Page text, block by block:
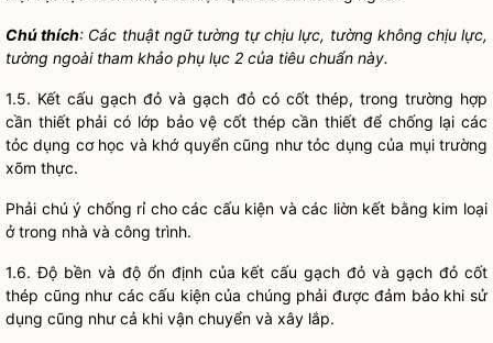
Chú thích: Các thuật ngữ tường tự chịu lực, tường không chịu lực,
tường ngoài tham khảo phụ lục 2 của tiêu chuẩn này.
1.5. Kết cấu gạch đỏ và gạch đỏ có cốt thép, trong trường hợp
cần thiết phải có lớp bảo vệ cốt thép cần thiết để chống lại các
tỏc dụng cơ học và khớ quyển cũng như tỏc dụng của mụi trường
xõm thực.
Phải chú ý chống rỉ cho các cấu kiện và các liờn kết bằng kim loại
ở trong nhà và công trình.
1.6. Độ bền và độ ổn định của kết cấu gạch đỏ và gạch đỏ cốt
thép cũng như các cấu kiện của chúng phải được đảm bảo khi sử
dụng cũng như cả khi vận chuyển và xây lắp.